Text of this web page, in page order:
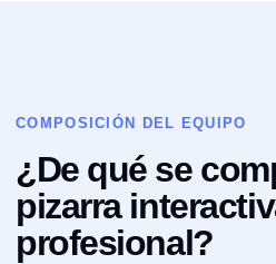
COMPOSICIÓN DEL EQUIPO
¿De qué se
pizarra
profesional?